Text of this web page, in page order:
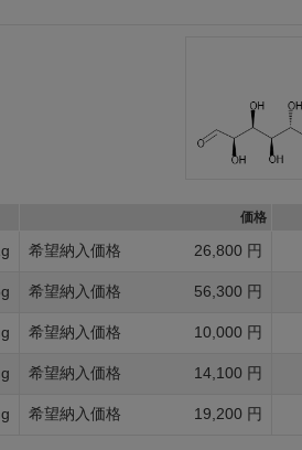
価格
希望納入価格 26,800 円
希望納入価格 56,300 円
希望納入価格 10,000 円
希望納入価格 14,100 円
希望納入価格 19,200 円